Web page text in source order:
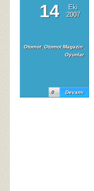
14
Eki
2007
Otomot, Otomot Magazin,
Oyunlar
Devamı
0